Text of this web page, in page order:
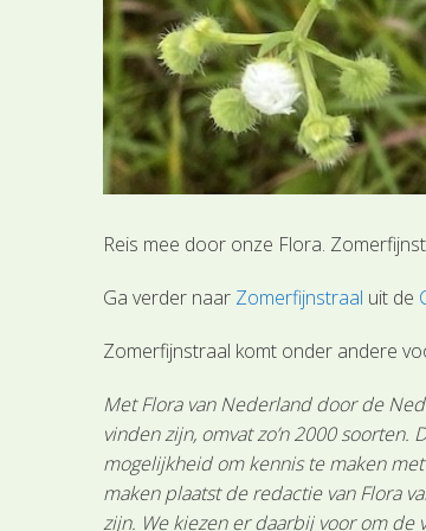
Reis mee door onze Flora.
Ga verder naar Zomerfijnstraal uit de
Zomerfijnstraal komt onder andere
Met Flora van Nederland door de
vinden zijn, omvat zo’n 2000
mogelijkheid om kennis te maken
maken plaatst de redactie van Flora
zijn. We kiezen er daarbij voor om